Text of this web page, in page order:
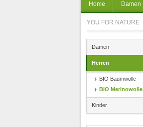
Home Damen
YOU FOR NATURE
Damen
Herren
BIO Baumwolle
BIO Merinowolle
Kinder